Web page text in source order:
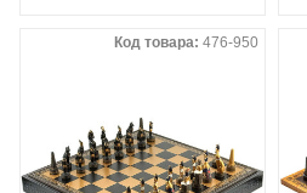
Код товара: 476-950